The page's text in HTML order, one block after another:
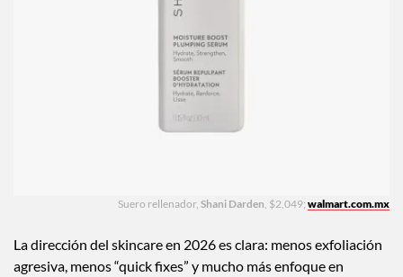
Suero rellenador, Shani Darden , $2,049; walmart.com.mx
La dirección del skincare en 2026 es clara: menos exfoliación
agresiva, menos “quick fixes” y mucho más enfoque en